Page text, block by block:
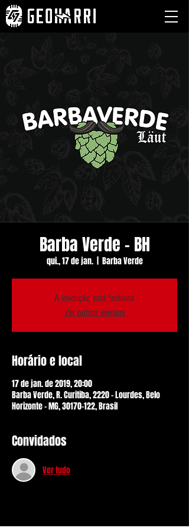
Barba Verde - BH
qui., 17 de jan.
  |
Barba Verde
A inscrição está fechada
Ver outros eventos
Horário e local
17 de jan. de 2019, 20:00
Barba Verde, R. Curitiba, 2220 - Lourdes, Belo
Horizonte - MG, 30170-122, Brasil
Convidados
Ver tudo